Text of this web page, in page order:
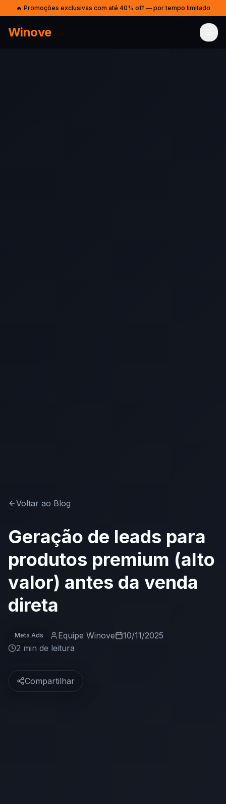
🔥 Promoções exclusivas com até 40% off — por tempo limitado
Winove
Voltar ao Blog
Geração de leads para
produtos premium (alto
valor) antes da venda
direta
Meta Ads Equipe Winove
10/11/2025
2 min de leitura
Compartilhar